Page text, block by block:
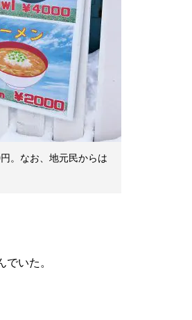
。なお、地元民からは
いた。